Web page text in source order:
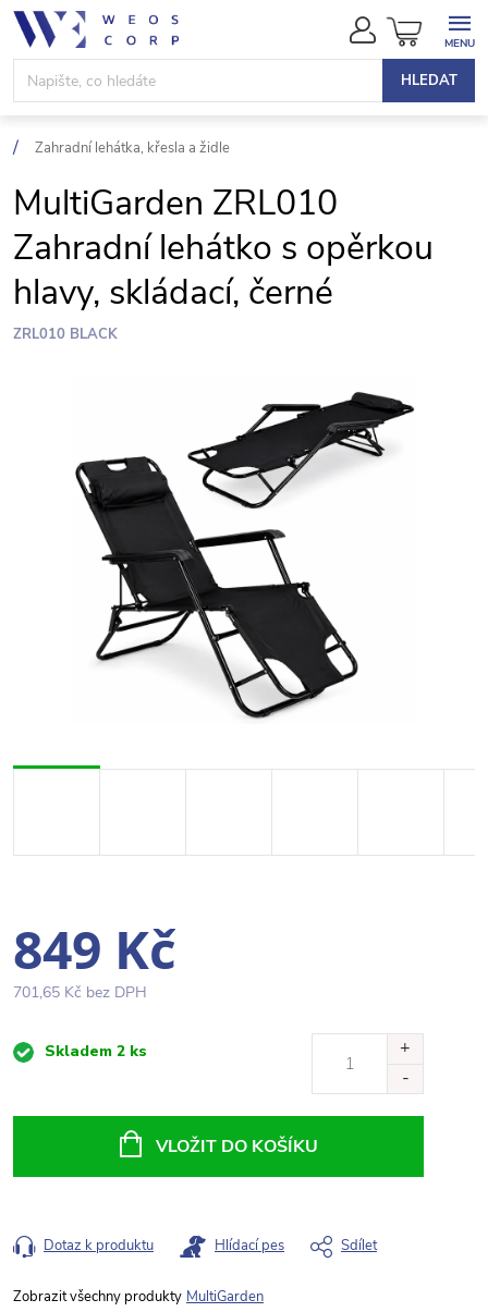
Přejít
obsah
HLEDAT
NÁKUPNÍ
KOŠÍK
Zahradní lehátka, křesla a židle
MultiGarden ZRL010
Zahradní lehátko s opěrkou
hlavy, skládací, černé
ZRL010 BLACK
849 Kč
701,65 Kč bez DPH
MěrnáSkladem 2 ks
VLOŽIT DO KOŠÍKU
Dotaz k produktu Hlídací pes Sdílet
MultiGarden